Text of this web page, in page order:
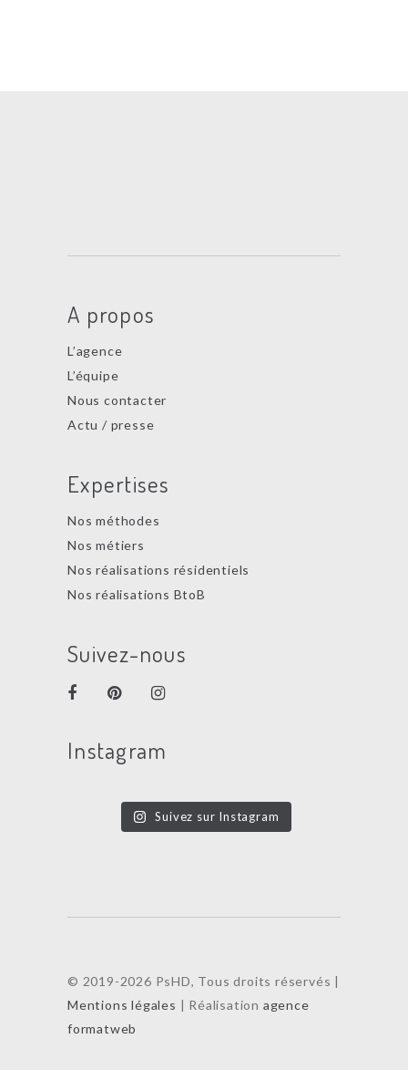
A propos
L’agence
L’équipe
Nous contacter
Actu / presse
Expertises
Nos méthodes
Nos métiers
Nos réalisations résidentiels
Nos réalisations BtoB
Suivez-nous
Instagram
Suivez sur Instagram
© 2019-2026 PsHD, Tous droits réservés |
Mentions légales | Réalisation agence
formatweb